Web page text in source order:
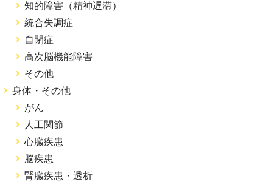
知的障害（精神遅滞）
統合失調症
自閉症
高次脳機能障害
その他
身体・その他
がん
人工関節
心臓疾患
脳疾患
腎臓疾患・透析